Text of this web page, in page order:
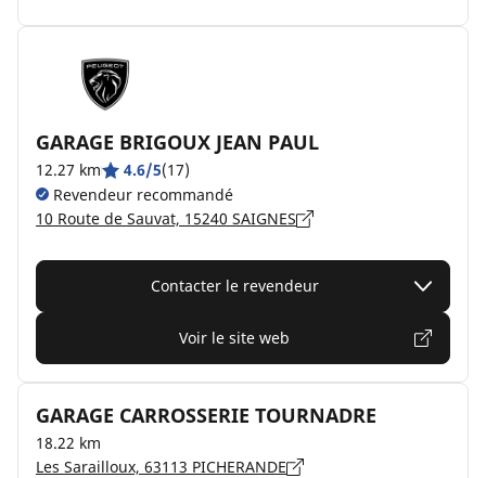
GARAGE BRIGOUX JEAN PAUL
12.27 km 4.6/5(17)
Revendeur recommandé
10 Route de Sauvat, 15240 SAIGNES
Contacter le revendeur
Voir le site web
GARAGE CARROSSERIE TOURNADRE
18.22 km
Les Sarailloux, 63113 PICHERANDE